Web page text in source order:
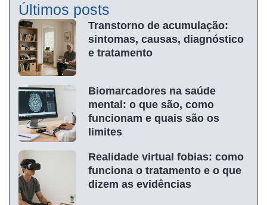
Últimos posts
Transtorno de acumulação:
sintomas, causas, diagnóstico
e tratamento
Biomarcadores na saúde
mental: o que são, como
funcionam e quais são os
limites
Realidade virtual fobias: como
funciona o tratamento e o que
dizem as evidências